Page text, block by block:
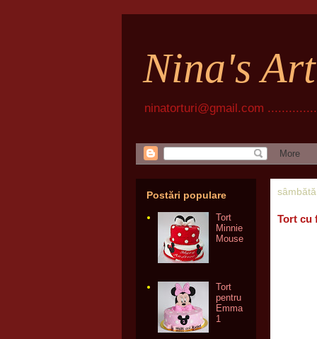
Nina's
ninatorturi@gmail.com
Tort cu
Postări populare
Tort
Minnie
Mouse
Tort
pentru
Emma
1